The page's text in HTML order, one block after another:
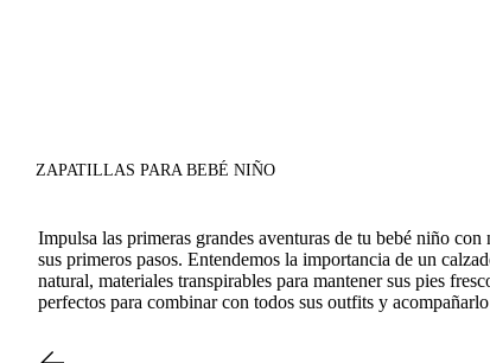
ZAPATILLAS PARA BEBÉ NIÑO
Impulsa las primeras grandes aventuras de tu bebé niño
sus primeros pasos. Entendemos la importancia de un
natural, materiales transpirables para mantener sus pies
perfectos para combinar con todos sus outfits y